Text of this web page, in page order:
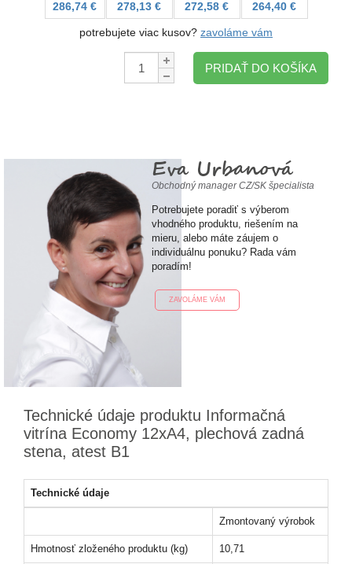
286,74 €
278,13 €
272,58 €
264,40 €
potrebujete viac kusov? zavoláme vám
Množstvo:
PRIDAŤ DO KOŠÍKA
Eva Urbanová
Obchodný manager CZ/SK špecialista
Potrebujete poradiť s výberom
vhodného produktu, riešením na
mieru, alebo máte záujem o
individuálnu ponuku? Rada vám
poradím!
ZAVOLÁME VÁM
Technické údaje produktu Informačná
vitrína Economy 12xA4, plechová zadná
stena, atest B1
Technické údaje
Zmontovaný výrobok
Hmotnosť zloženého produktu (kg) 10,71